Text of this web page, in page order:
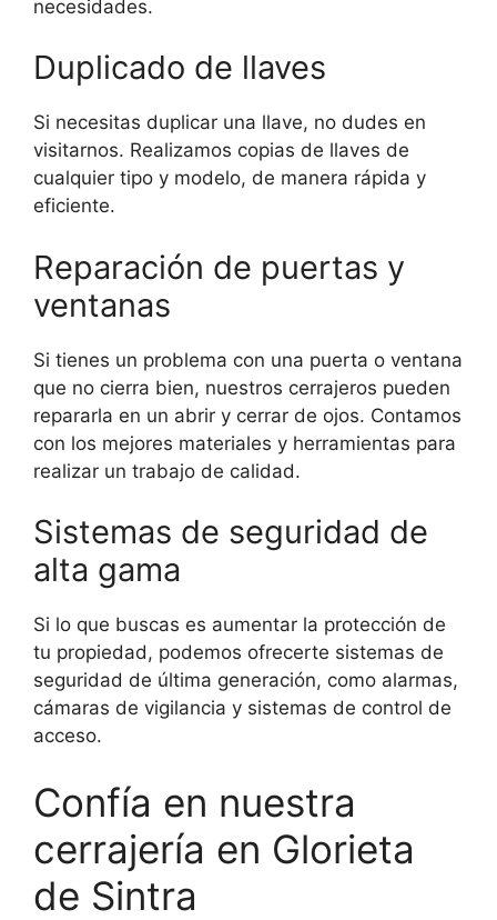
necesidades.
Duplicado de llaves
Si necesitas duplicar una llave, no dudes en
visitarnos. Realizamos copias de llaves de
cualquier tipo y modelo, de manera rápida y
eficiente.
Reparación de puertas y
ventanas
Si tienes un problema con una puerta o ventana
que no cierra bien, nuestros cerrajeros pueden
repararla en un abrir y cerrar de ojos. Contamos
con los mejores materiales y herramientas para
realizar un trabajo de calidad.
Sistemas de seguridad de
alta gama
Si lo que buscas es aumentar la protección de
tu propiedad, podemos ofrecerte sistemas de
seguridad de última generación, como alarmas,
cámaras de vigilancia y sistemas de control de
acceso.
Confía en nuestra
cerrajería en Glorieta
de Sintra